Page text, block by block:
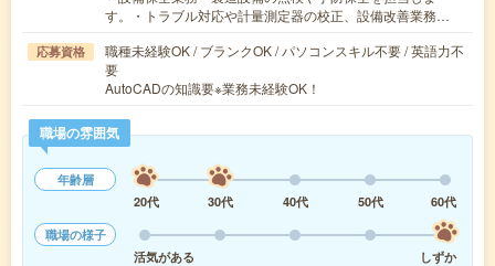
す。・トラブル対応や計量測定器の校正、設備改善業務…
応募資格
職種未経験OK / ブランクOK / パソコンスキル不要 / 英語力不
要
AutoCADの知識要※業務未経験OK！
職場の雰囲気
年齢層
20代
30代 40代 50代
60代
職場の様子
活気がある
しずか